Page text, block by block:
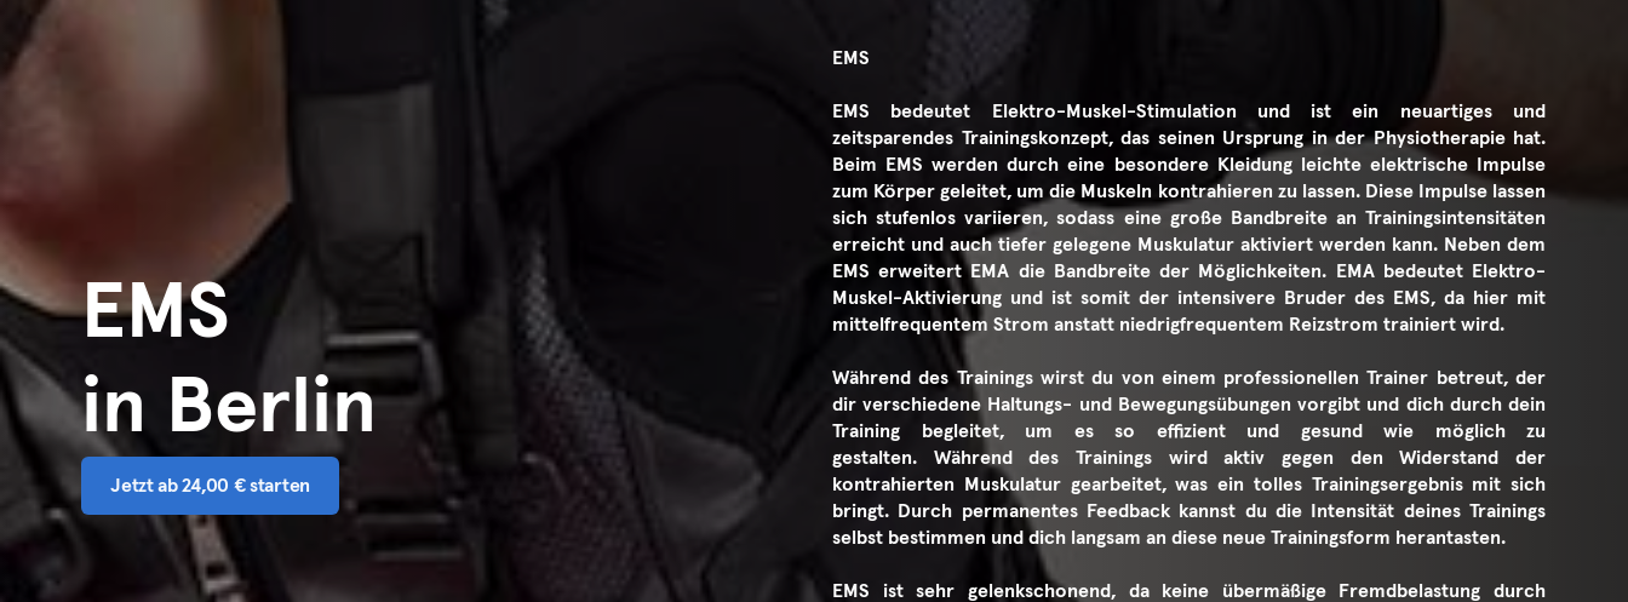
EMS
in Berlin
Jetzt ab 24,00 € starten
EMS
EMS bedeutet Elektro-Muskel-Stimulation und ist ein neuartiges und
zeitsparendes Trainingskonzept, das seinen Ursprung in der Physiotherapie hat.
Beim EMS werden durch eine besondere Kleidung leichte elektrische Impulse
zum Körper geleitet, um die Muskeln kontrahieren zu lassen. Diese Impulse lassen
sich stufenlos variieren, sodass eine große Bandbreite an Trainingsintensitäten
erreicht und auch tiefer gelegene Muskulatur aktiviert werden kann. Neben dem
EMS erweitert EMA die Bandbreite der Möglichkeiten. EMA bedeutet Elektro-
Muskel-Aktivierung und ist somit der intensivere Bruder des EMS, da hier mit
mittelfrequentem Strom anstatt niedrigfrequentem Reizstrom trainiert wird.
Während des Trainings wirst du von einem professionellen Trainer betreut, der
dir verschiedene Haltungs- und Bewegungsübungen vorgibt und dich durch dein
Training begleitet, um es so effizient und gesund wie möglich zu
gestalten. Während des Trainings wird aktiv gegen den Widerstand der
kontrahierten Muskulatur gearbeitet, was ein tolles Trainingsergebnis mit sich
bringt. Durch permanentes Feedback kannst du die Intensität deines Trainings
selbst bestimmen und dich langsam an diese neue Trainingsform herantasten.
EMS ist sehr gelenkschonend, da keine übermäßige Fremdbelastung durch